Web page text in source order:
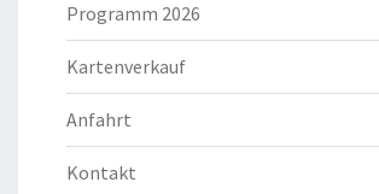
Programm 2026
Kartenverkauf
Anfahrt
Kontakt